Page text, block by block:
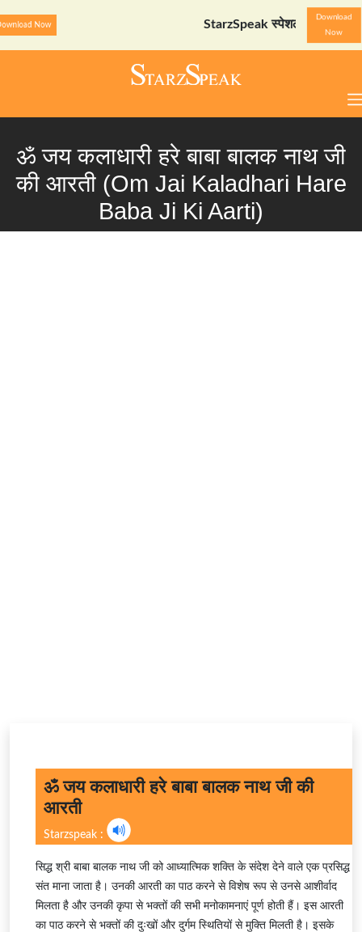
StarzSpeak स्पेशल: अयोध्या दर्शन गाइड
Download
Now
ॐ जय कलाधारी हरे बाबा बालक नाथ जी
की आरती (Om Jai Kaladhari Hare
Baba Ji Ki Aarti)
ॐ जय कलाधारी हरे बाबा बालक नाथ जी की
आरती
Starzspeak :
सिद्ध श्री बाबा बालक नाथ जी को आध्यात्मिक शक्ति के संदेश देने वाले एक प्रसिद्ध
संत माना जाता है। उनकी आरती का पाठ करने से विशेष रूप से उनसे आशीर्वाद
मिलता है और उनकी कृपा से भक्तों की सभी मनोकामनाएं पूर्ण होती हैं। इस आरती
का पाठ करने से भक्तों की दुःखों और दुर्गम स्थितियों से मुक्ति मिलती है। इसके